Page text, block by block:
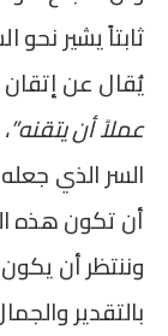
ثابتاً يشير
يُقال عن
عملاً أن يتقنه”
السر الذي
أن تكون هذه
وننتظر أن
بالتقدير